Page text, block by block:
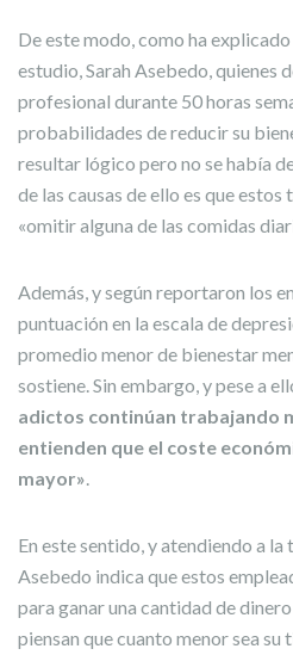
De este modo, como ha
estudio, Sarah Asebedo, quienes
profesional durante 50 horas
probabilidades de reducir su
resultar lógico pero no se había
de las causas de ello es que
«omitir alguna de las comidas
Además, y según reportaron los
puntuación en la escala de
promedio menor de bienestar
sostiene. Sin embargo, y pese a
adictos continúan trabajando
entienden que el coste
mayor».
En este sentido, y atendiendo a la
Asebedo indica que estos
para ganar una cantidad de
piensan que cuanto menor sea